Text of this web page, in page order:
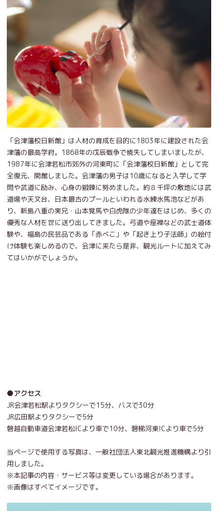
「会津藩校日新館」は人材の育成を目的に1803年に建設された会
津藩の最高学府。1868年の戊辰戦争で焼失してしまいましたが、
1987年に会津若松市郊外の河東町に「会津藩校日新館」として完
全復元、開館しました。会津藩の男子は10歳になると入学して学
問や武道に励み、心身の鍛錬に努めました。約８千坪の敷地には武
道場や天文台、日本最古のプールといわれる水練水馬池などがあ
り、新島八重の実兄・山本覚馬や白虎隊の少年達をはじめ、多くの
優秀な人材を世に送り出してきました。弓道や座禅などの武士道体
験や、福島の民芸品である「赤べこ」や「起き上り子法師」の絵付
け体験も楽しめるので、会津に来たら是非、観光ルートに加えてみ
てはいかがでしょうか。
●アクセス
JR会津若松駅よりタクシーで15分、バスで30分
JR広田駅よりタクシーで5分
磐越自動車道会津若松ICより車で10分、磐梯河東ICより車で5分
当ページで使用する写真は、一般社団法人東北観光推進機構より引
用しました。
※本記事の内容・サービス等は変更している場合があります。
※画像はすべてイメージです。